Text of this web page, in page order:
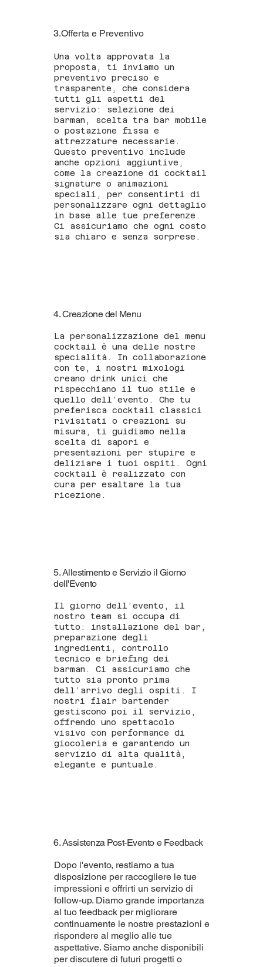
3.Offerta e Preventivo
Una volta approvata la
proposta, ti inviamo un
preventivo preciso e
trasparente, che considera
tutti gli aspetti del
servizio: selezione dei
barman, scelta tra bar mobile
o postazione fissa e
attrezzature necessarie.
Questo preventivo include
anche opzioni aggiuntive,
come la creazione di cocktail
signature o animazioni
speciali, per consentirti di
personalizzare ogni dettaglio
in base alle tue preferenze.
Ci assicuriamo che ogni costo
sia chiaro e senza sorprese.
4. Creazione del Menu
La personalizzazione del menu
cocktail è una delle nostre
specialità. In collaborazione
con te, i nostri mixologi
creano drink unici che
rispecchiano il tuo stile e
quello dell’evento. Che tu
preferisca cocktail classici
rivisitati o creazioni su
misura, ti guidiamo nella
scelta di sapori e
presentazioni per stupire e
deliziare i tuoi ospiti. Ogni
cocktail è realizzato con
cura per esaltare la tua
ricezione.
5. Allestimento e Servizio il Giorno
dell'Evento
Il giorno dell’evento, il
nostro team si occupa di
tutto: installazione del bar,
preparazione degli
ingredienti, controllo
tecnico e briefing dei
barman. Ci assicuriamo che
tutto sia pronto prima
dell’arrivo degli ospiti. I
nostri flair bartender
gestiscono poi il servizio,
offrendo uno spettacolo
visivo con performance di
giocoleria e garantendo un
servizio di alta qualità,
elegante e puntuale.
6. Assistenza Post-Evento e Feedback
Dopo l'evento, restiamo a tua
disposizione per raccogliere le tue
impressioni e offrirti un servizio di
follow-up. Diamo grande importanza
al tuo feedback per migliorare
continuamente le nostre prestazioni e
rispondere al meglio alle tue
aspettative. Siamo anche disponibili
per discutere di futuri progetti o